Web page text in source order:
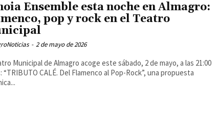
Ensemble esta noche en Almagro:
pop y rock en el Teatro
- 2 de mayo de 2026
Municipal de Almagro acoge este sábado, 2 de mayo, a las 21:00
“TRIBUTO CALÉ. Del Flamenco al Pop-Rock”, una propuesta